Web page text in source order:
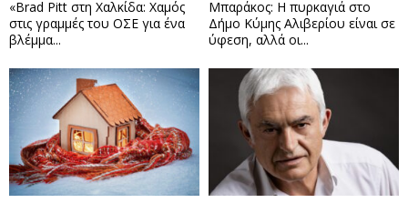
«Brad Pitt στη Χαλκίδα: Χαμός
στις γραμμές του ΟΣΕ για ένα
βλέμμα...
Μπαράκος: Η πυρκαγιά στο
Δήμο Κύμης Αλιβερίου είναι σε
ύφεση, αλλά οι...